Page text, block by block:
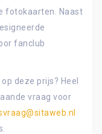
fotokaarten. Naast
fanclub
deze prijs? Heel
vraag voor